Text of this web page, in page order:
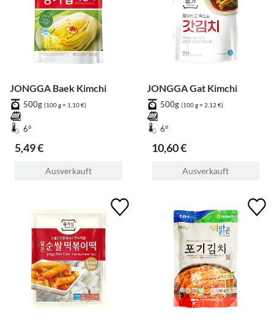
JONGGA Baek Kimchi
500g (100 g = 1,10 €)
6°
5,49 €
Ausverkauft
JONGGA Gat Kimchi
500g (100 g = 2,12 €)
6°
10,60 €
Ausverkauft